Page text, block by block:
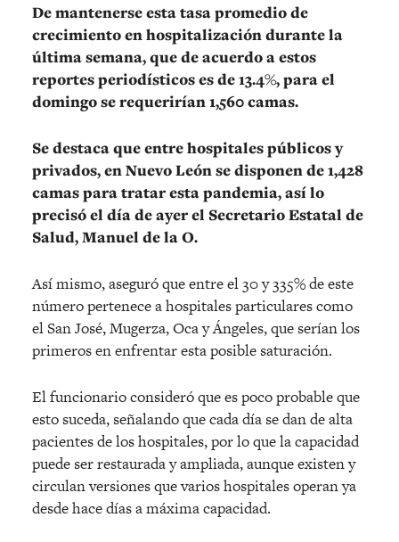
De mantenerse esta tasa promedio de
crecimiento en hospitalización durante la
última semana, que de acuerdo a estos
reportes periodísticos es de 13.4%, para el
domingo se requerirían 1,560 camas.
Se destaca que entre hospitales públicos y
privados, en Nuevo León se disponen de 1,428
camas para tratar esta pandemia, así lo
precisó el día de ayer el Secretario Estatal de
Salud, Manuel de la O.
Así mismo, aseguró que entre el 30 y 335% de este
número pertenece a hospitales particulares como
el San José, Mugerza, Oca y Ángeles, que serían los
primeros en enfrentar esta posible saturación.
El funcionario consideró que es poco probable que
esto suceda, señalando que cada día se dan de alta
pacientes de los hospitales, por lo que la capacidad
puede ser restaurada y ampliada, aunque existen y
circulan versiones que varios hospitales operan ya
desde hace días a máxima capacidad.